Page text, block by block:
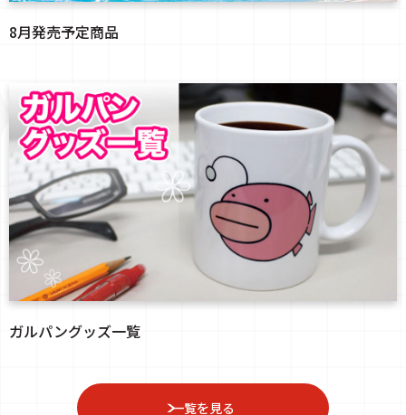
8月発売予定商品
ガルパングッズ一覧
一覧を見る